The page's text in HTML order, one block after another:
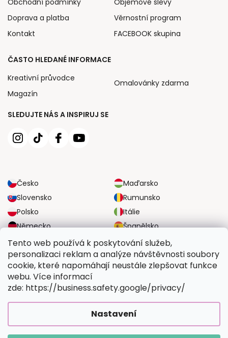
Tento web používá k poskytování služeb,
personalizaci reklam a analýze návštěvnosti soubory
cookie, které napomáhají neustále zlepšovat funkce
webu. Více informací
zde: https://business.safety.google/privacy/
Nastavení
SLEDUJTE NÁS A INSPIRUJ SE
Česko
Maďarsko
Slovensko
Rumunsko
Polsko
Itálie
Německo
Španělsko
Velká Británie
Rakousko
Obchodní podmínky
Doprava a platba
Kontakt
Objemové slevy
Věrnostní program
FACEBOOK skupina
ČASTO HLEDANÉ INFORMACE
Kreativní průvodce
Magazín
Omalovánky zdarma
SPOLEHLIVÉ MOŽNOSTI DOPRAVY
BEZPEČNÉ MOŽNOSTI PLATBY